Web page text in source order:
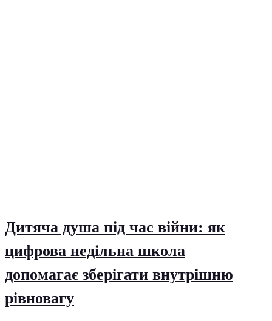
Дитяча душа під час війни: як
цифрова недільна школа
допомагає зберігати внутрішню
рівновагу